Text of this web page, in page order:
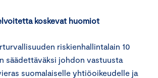
koskevat huomiot
riskienhallintalain 10
säädettäväksi johdon vastuusta
suomalaiselle yhtiöoikeudelle ja